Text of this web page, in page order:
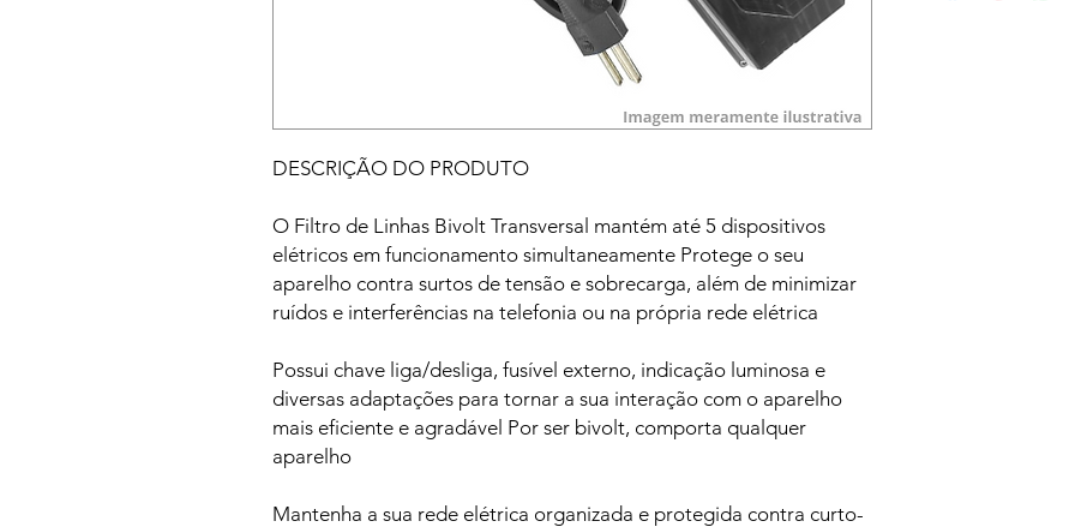
DESCRIÇÃO DO PRODUTO
O Filtro de Linhas Bivolt Transversal mantém até 5 dispositivos
elétricos em funcionamento simultaneamente Protege o seu
aparelho contra surtos de tensão e sobrecarga, além de minimizar
ruídos e interferências na telefonia ou na própria rede elétrica
Possui chave liga/desliga, fusível externo, indicação luminosa e
diversas adaptações para tornar a sua interação com o aparelho
mais eficiente e agradável Por ser bivolt, comporta qualquer
aparelho
Mantenha a sua rede elétrica organizada e protegida contra curto-